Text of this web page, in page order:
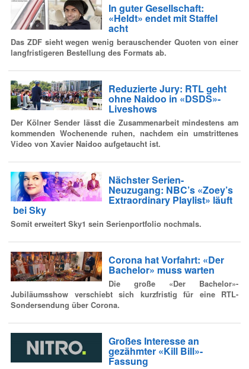
In guter Gesellschaft:
«Heldt» endet mit Staffel
acht
Das ZDF sieht wegen wenig berauschender Quoten von einer
langfristigeren Bestellung des Formats ab.
Reduzierte Jury: RTL geht
ohne Naidoo in «DSDS»-
Liveshows
Der Kölner Sender lässt die Zusammenarbeit mindestens am
kommenden Wochenende ruhen, nachdem ein umstrittenes
Video von Xavier Naidoo aufgetaucht ist.
Nächster Serien-
Neuzugang: NBC’s «Zoey’s
Extraordinary Playlist» läuft
bei Sky
Somit erweitert Sky1 sein Serienportfolio nochmals.
Corona hat Vorfahrt: «Der
Bachelor» muss warten
Die große «Der Bachelor»-
Jubiläumsshow verschiebt sich kurzfristig für eine RTL-
Sondersendung über Corona.
Großes Interesse an
gezähmter «Kill Bill»-
Fassung